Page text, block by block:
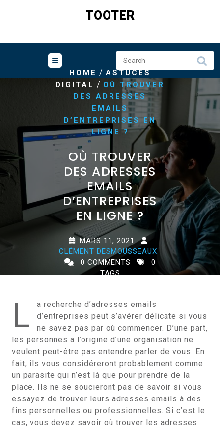
TOOTER
HOME / ASTUCES
DIGITAL / OÙ TROUVER
DES ADRESSES
EMAILS
D’ENTREPRISES EN
LIGNE ?
OÙ TROUVER
DES ADRESSES
EMAILS
D’ENTREPRISES
EN LIGNE ?
MARS 11, 2021
CLÉMENT DESMOUSSEAUX
0 COMMENTS
0
TAGS
L
a recherche d’adresses emails
d’entreprises peut s’avérer délicate si vous
ne savez pas par où commencer. D’une part,
les personnes à l’origine d’une organisation ne
veulent peut-être pas entendre parler de vous. En
fait, ils vous considéreront probablement comme
un parasite qui n’est là que pour prendre de la
place. Ils ne se soucieront pas de savoir si vous
essayez de trouver leurs adresses emails à des
fins personnelles ou professionnelles. Si c’est le
cas, vous devez savoir où trouver les adresses